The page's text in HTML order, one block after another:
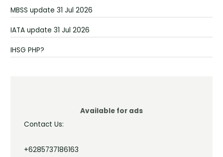
MBSS update 31 Jul 2026
IATA update 31 Jul 2026
IHSG PHP?
Available for ads
Contact Us:
+6285737186163